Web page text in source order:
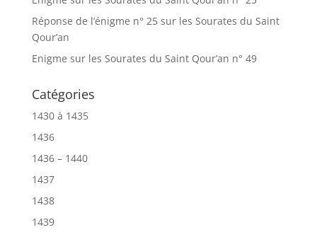
Réponse de l’énigme n° 25 sur les Sourates du Saint
Qour’an
Enigme sur les Sourates du Saint Qour’an n° 49
Catégories
1430 à 1435
1436
1436 – 1440
1437
1438
1439